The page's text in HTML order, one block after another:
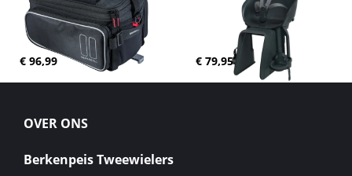
€ 96,99 € 79,95
OVER ONS
Berkenpeis Tweewielers